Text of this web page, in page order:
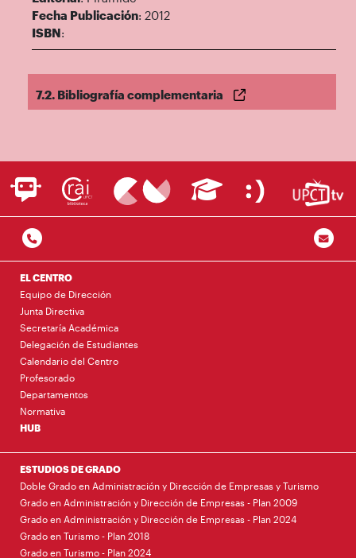
Fecha Publicación: 2012
ISBN:
7.2. Bibliografía complementaria
EL CENTRO
Equipo de Dirección
Junta Directiva
Secretaría Académica
Delegación de Estudiantes
Calendario del Centro
Profesorado
Departamentos
Normativa
HUB
ESTUDIOS DE GRADO
Doble Grado en Administración y Dirección de Empresas y Turismo
Grado en Administración y Dirección de Empresas - Plan 2009
Grado en Administración y Dirección de Empresas - Plan 2024
Grado en Turismo - Plan 2018
Grado en Turismo - Plan 2024